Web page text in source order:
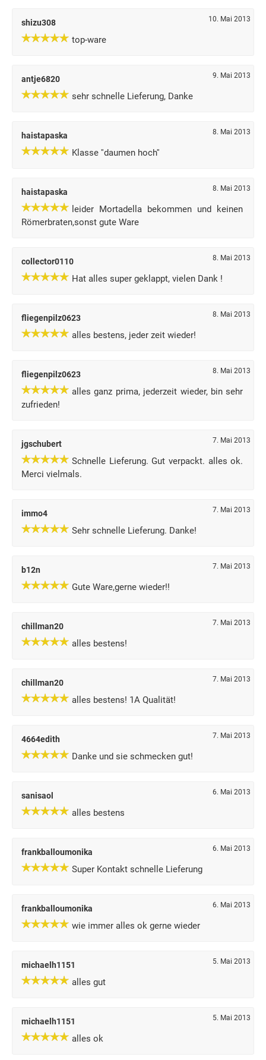
shizu308 10. Mai 2013
top-ware
antje6820 9. Mai 2013
sehr schnelle Lieferung, Danke
haistapaska 8. Mai 2013
Klasse ''daumen hoch''
haistapaska 8. Mai 2013
leider Mortadella bekommen und keinen
Römerbraten,sonst gute Ware
collector0110 8. Mai 2013
Hat alles super geklappt, vielen Dank !
fliegenpilz0623 8. Mai 2013
alles bestens, jeder zeit wieder!
fliegenpilz0623 8. Mai 2013
alles ganz prima, jederzeit wieder, bin sehr
zufrieden!
jgschubert 7. Mai 2013
Schnelle Lieferung. Gut verpackt. alles ok.
Merci vielmals.
immo4 7. Mai 2013
Sehr schnelle Lieferung. Danke!
b12n 7. Mai 2013
Gute Ware,gerne wieder!!
chillman20 7. Mai 2013
alles bestens!
chillman20 7. Mai 2013
alles bestens! 1A Qualität!
4664edith 7. Mai 2013
Danke und sie schmecken gut!
sanisaol 6. Mai 2013
alles bestens
frankballoumonika 6. Mai 2013
Super Kontakt schnelle Lieferung
frankballoumonika 6. Mai 2013
wie immer alles ok gerne wieder
michaelh1151 5. Mai 2013
alles gut
michaelh1151 5. Mai 2013
alles ok